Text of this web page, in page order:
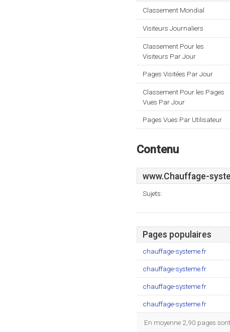
Classement Mondial
Visiteurs Journaliers
Classement Pour les
Visiteurs Par Jour
Pages Visitées Par Jour
Classement Pour les Pages
Vues Par Jour
Pages Vues Par Utilisateur
Contenu
www.Chauffage-
Sujets:
Pages populaires
chauffage-systeme.fr
chauffage-systeme.fr
chauffage-systeme.fr
chauffage-systeme.fr
En moyenne 2,90 pages